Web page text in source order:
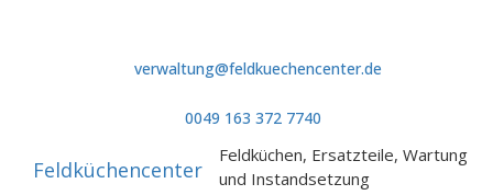
verwaltung@feldkuechencenter.de
0049 163 372 7740
Feldküchencenter
Feldküchen, Ersatzteile, Wartung
und Instandsetzung